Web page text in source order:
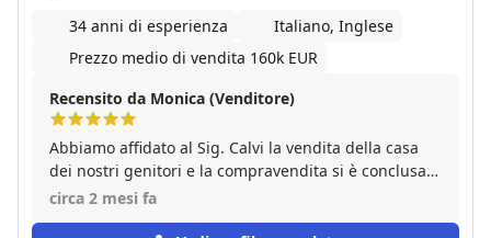
34 anni di esperienza
Italiano, Inglese
Prezzo medio di vendita 160k EUR
Recensito da Monica (Venditore)
Abbiamo affidato al Sig. Calvi la vendita della casa
dei nostri genitori e la compravendita si è conclusa
in tempi molto rapidi. Durante il percorso si è
circa 2 mesi fa